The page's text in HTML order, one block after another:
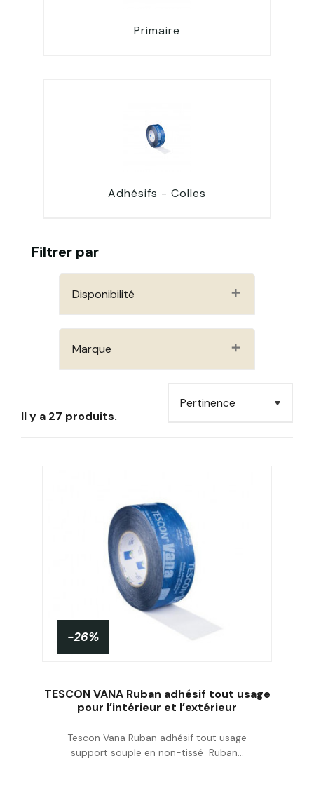
Primaire
Adhésifs - Colles
Filtrer par
Disponibilité
Marque
Il y a 27 produits.
Personnaliser
-26%
TESCON VANA Ruban adhésif tout usage
pour l’intérieur et l’extérieur
Tescon Vana Ruban adhésif tout usage
support souple en non-tissé Ruban...